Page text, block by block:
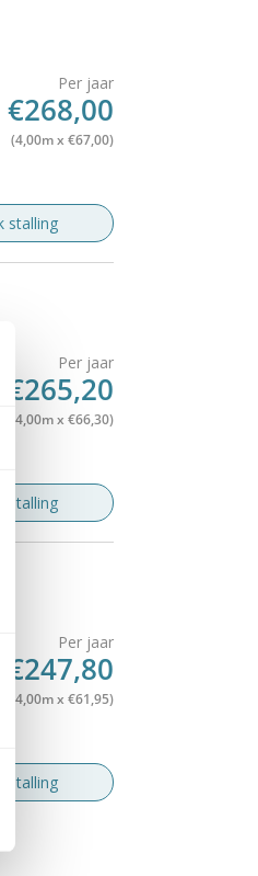
Per jaar
€268,00
(4,00m x €67,00)
stalling
Per jaar
€265,20
(4,00m x €66,30)
stalling
Per jaar
€247,80
(4,00m x €61,95)
stalling